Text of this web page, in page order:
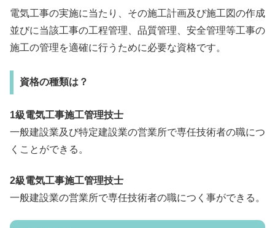
電気工事の実施に当たり、その施工計画及び施工図の作成
並びに当該工事の工程管理、品質管理、安全管理等工事の
施工の管理を適確に行うために必要な資格です。
資格の種類は？
1級電気工事施工管理技士
一般建設業及び特定建設業の営業所で専任技術者の職につ
くことができる。
2級電気工事施工管理技士
一般建設業の営業所で専任技術者の職につく事ができる。